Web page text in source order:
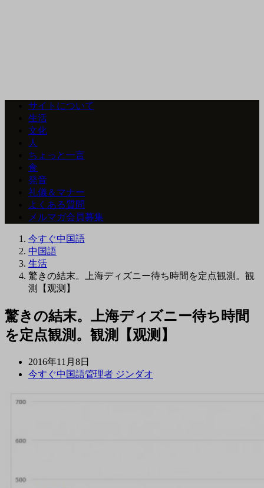
サイトについて
生活
文化
人
ちょっと一言
食
発音
礼儀＆マナー
よくある質問
メルマガ会員募集
今すぐ中国語
中国語
生活
驚きの結末。上海ディズニー待ち時間を定点観測。観
測【观测】
驚きの結末。上海ディズニー待ち時間
を定点観測。観測【观测】
2016年11月8日
今すぐ中国語管理者 ジンダオ